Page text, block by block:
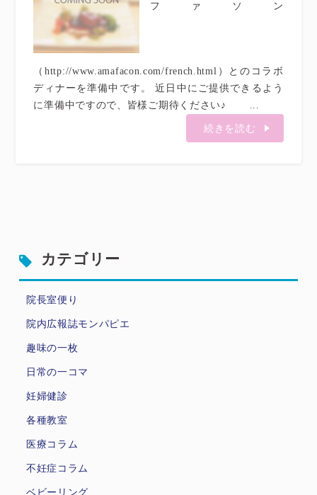
ファソン
（http://www.amafacon.com/french.html）とのコラボ
ディナーを準備中です。 近日中にご提供できるよう
に準備中ですので、皆様ご期待ください♪ ...
続きを読む
カテゴリー
院長室便り
院内広報誌モンパピエ
趣味の一枚
日常の一コマ
妊婦健診
各種教室
医療コラム
不妊症コラム
ベビーリング